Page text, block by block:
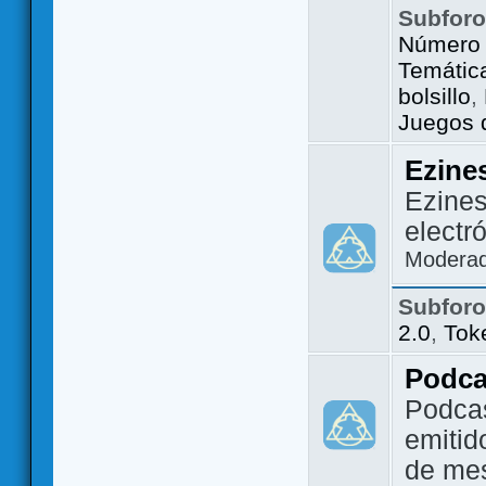
bolsillo,
Juegos
2.0,
de